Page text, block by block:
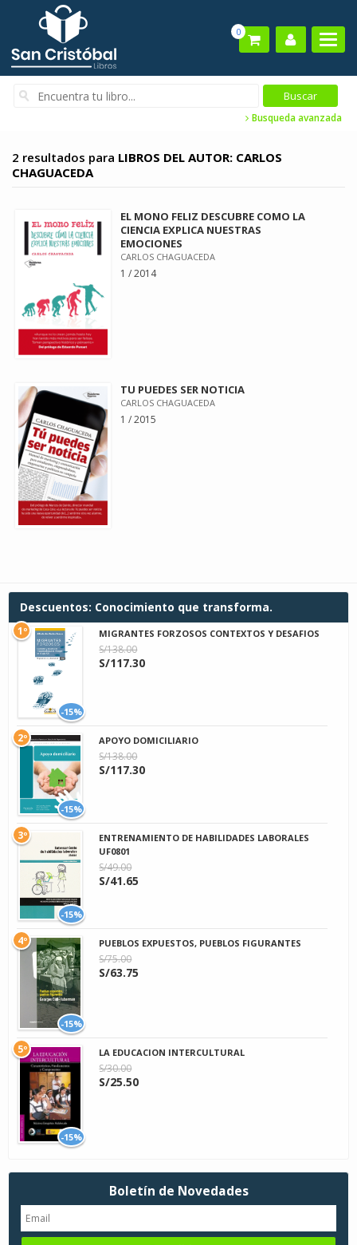
0
Busqueda avanzada
2 resultados para LIBROS DEL AUTOR: CARLOS
CHAGUACEDA
EL MONO FELIZ DESCUBRE COMO LA
CIENCIA EXPLICA NUESTRAS
EMOCIONES
CARLOS CHAGUACEDA
1 / 2014
TU PUEDES SER NOTICIA
CARLOS CHAGUACEDA
1 / 2015
Descuentos: Conocimiento que transforma.
-15%
MIGRANTES FORZOSOS CONTEXTOS Y DESAFIOS
S/138.00
S/117.30
1º
-15%
APOYO DOMICILIARIO
S/138.00
S/117.30
2º
-15%
ENTRENAMIENTO DE HABILIDADES LABORALES
UF0801
S/49.00
S/41.65
3º
-15%
PUEBLOS EXPUESTOS, PUEBLOS FIGURANTES
S/75.00
S/63.75
4º
-15%
LA EDUCACION INTERCULTURAL
S/30.00
S/25.50
5º
Boletín de Novedades